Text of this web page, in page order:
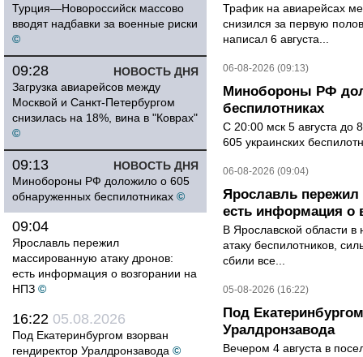
Турция—Новороссийск массово
вводят надбавки за военные риски
©
НОВОСТЬ ДНЯ
09:28
Загрузка авиарейсов между
Москвой и Санкт-Петербургом
снизилась на 18%, вина в "Коврах"
©
НОВОСТЬ ДНЯ
09:13
Минобороны РФ доложило о 605
обнаруженных беспилотниках ©
09:04
Ярославль пережил
массированную атаку дронов:
есть информация о возгорании на
НПЗ ©
16:22 05.08.2026
Под Екатеринбургом взорван
гендиректор Уралдронзавода ©
Трафик на авиарейсах
снизился за первую
написал 6 августа...
06-08-2026 (09:13)
Минобороны РФ
беспилотниках
С 20:00 мск 5 августа до
605 украинских
06-08-2026 (09:04)
Ярославль пережил
есть информация о
В Ярославской области в
атаку беспилотников,
сбили все...
05-08-2026 (16:22)
Под
Уралдронзавода
Вечером 4 августа в